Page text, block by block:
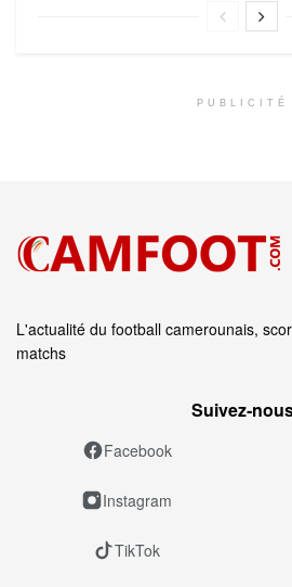
PUBLICITÉ
L'actualité du football camerounais,
matchs
Facebook
Instagram
TikTok